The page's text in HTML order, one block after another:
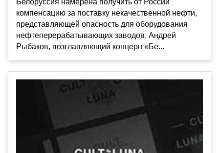
Белоруссия намерена получить от России
компенсацию за поставку некачественной нефти,
представляющей опасность для оборудования
нефтеперерабатывающих заводов. Андрей
Рыбаков, возглавляющий концерн «Бе...